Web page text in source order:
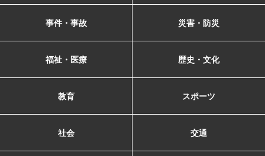
事件・事故 災害・防災
福祉・医療 歴史・文化
教育 スポーツ
社会 交通